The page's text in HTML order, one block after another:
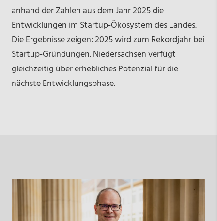
anhand der Zahlen aus dem Jahr 2025 die
Entwicklungen im Startup-Ökosystem des Landes.
Die Ergebnisse zeigen: 2025 wird zum Rekordjahr bei
Startup-Gründungen. Niedersachsen verfügt
gleichzeitig über erhebliches Potenzial für die
nächste Entwicklungsphase.